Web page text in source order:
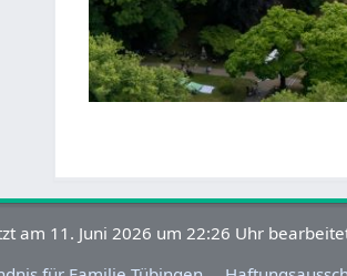
am 11. Juni 2026 um 22:26 Uhr